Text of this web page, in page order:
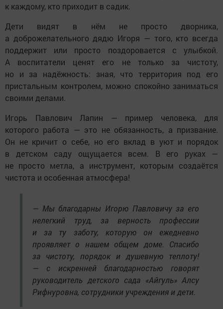
к каждому, кто приходит в садик.
Дети видят в нём не просто дворника,
а доброжелательного дядю Игоря — того, кто всегда
поддержит или просто поздоровается с улыбкой.
А воспитатели ценят его не только за чистоту,
но и за надёжность: зная, что территория под его
пристальным контролем, можно спокойно заниматься
своими делами.
Игорь Павлович Лапин — пример человека, для
которого работа — это не обязанность, а призвание.
Он не кричит о себе, но его вклад в уют и порядок
в детском саду ощущается всем. В его руках —
не просто метла, а инструмент, которым создаётся
чистота и особенная атмосфера!
— Мы благодарны Игорю Павловичу за его
нелегкий труд, за верность профессии
и за ту заботу, которую он ежедневно
проявляет о нашем общем доме. Спасибо
за чистоту, порядок и душевную теплоту!
— с искренней благодарностью говорят
руководитель детского сада «Айгуль» Алсу
Рифнуровна, сотрудники учреждения и дети.